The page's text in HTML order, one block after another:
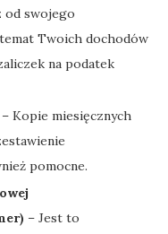
od swojego
Twoich dochodów
na podatek
– Kopie miesięcznych
pomocne.
– Jest to